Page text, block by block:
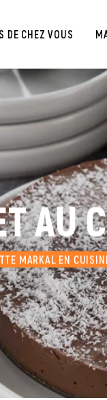
DE CHEZ VOUS
AU
MARKAL EN